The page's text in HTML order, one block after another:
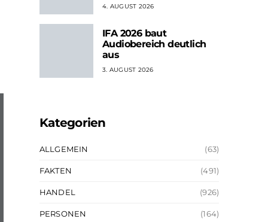
4. AUGUST 2026
IFA 2026 baut
Audiobereich deutlich
aus
3. AUGUST 2026
Kategorien
ALLGEMEIN (63)
FAKTEN (491)
HANDEL (926)
PERSONEN (164)